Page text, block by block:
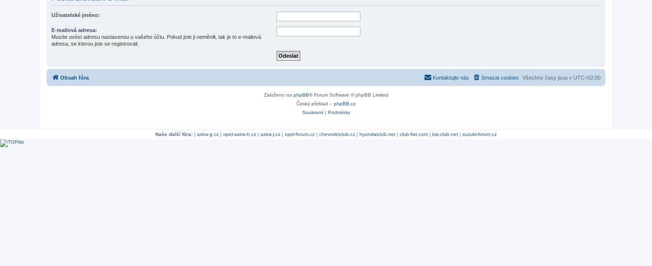
Uživatelské jméno:
E-mailová adresa:
Musíte uvést adresu nastavenou u vašeho účtu. Pokud jste ji neměnili, tak je to e-mailová
adresa, se kterou jste se registrovali.
Obsah fóra Všechny časy jsou v UTC+02:00
Smazat cookies
Kontaktujte nás
Založeno na phpBB® Forum Software © phpBB Limited
Český překlad – phpBB.cz
Soukromí| Podmínky
Naše další fóra: | astra-g.cz | opel-astra-h.cz | astra-j.cz | opel-forum.cz | chevroletclub.cz | hyundaiclub.net | club-fiat.com | kia-club.net | suzuki-forum.cz